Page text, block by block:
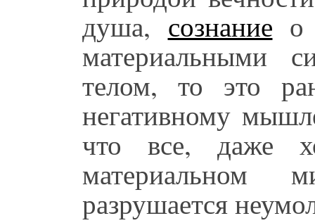
душа, сознание о
материальными
телом, то это
негативному
что все, даже
разрушается